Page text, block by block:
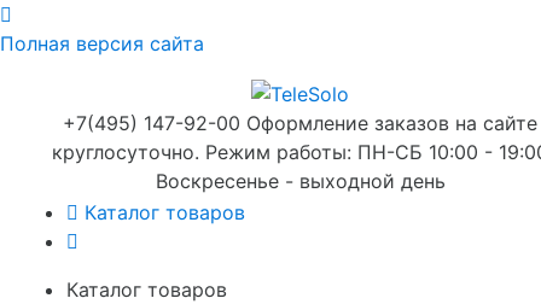
Полная версия сайта
+7(495) 147-92-00 Оформление заказов на сайте
круглосуточно. Режим работы: ПН-СБ 10:00 -
Воскресенье - выходной день
Каталог товаров
Каталог товаров